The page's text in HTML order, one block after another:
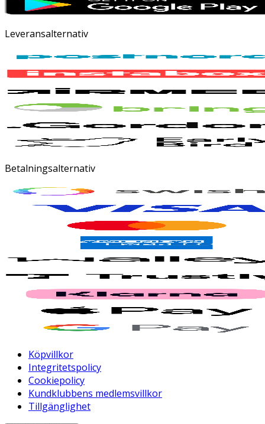
Leveransalternativ
Betalningsalternativ
Köpvillkor
Integritetspolicy
Cookiepolicy
Kundklubbens medlemsvillkor
Tillgänglighet